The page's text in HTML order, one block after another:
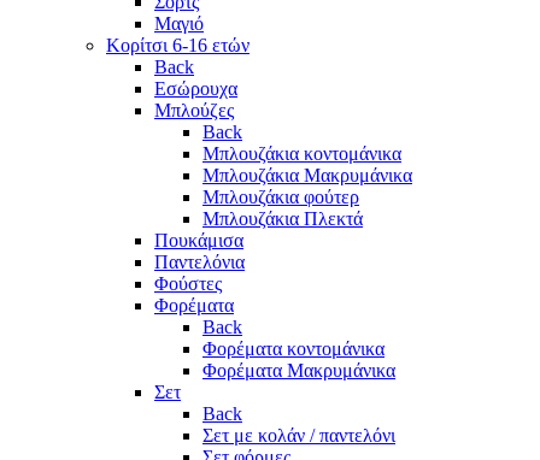
Μαγιό
Κορίτσι 6-16 ετών
Back
Εσώρουχα
Μπλούζες
Back
Μπλουζάκια κοντομάνικα
Μπλουζάκια Μακρυμάνικα
Μπλουζάκια φούτερ
Μπλουζάκια Πλεκτά
Πουκάμισα
Παντελόνια
Φούστες
Φορέματα
Back
Φορέματα κοντομάνικα
Φορέματα Μακρυμάνικα
Σετ
Back
Σετ με κολάν / παντελόνι